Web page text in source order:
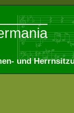
und